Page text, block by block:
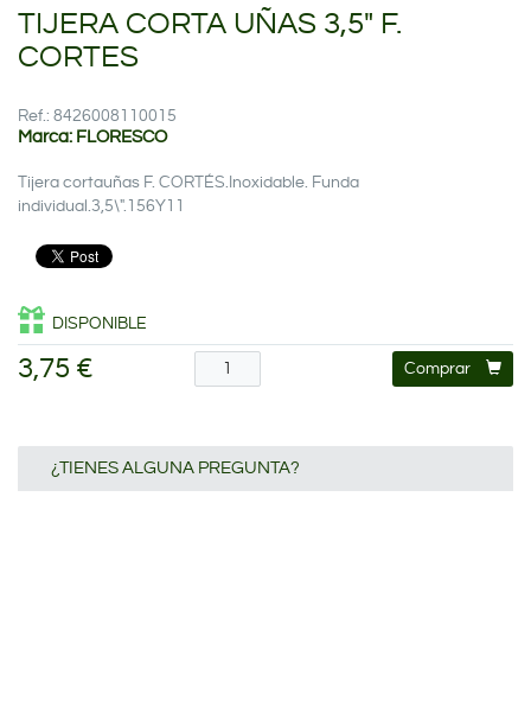
TIJERA CORTA UÑAS 3,5" F.
CORTES
Ref.: 8426008110015
Marca: FLORESCO
Tijera cortauñas F. CORTÉS.Inoxidable. Funda
individual.3,5\".156Y11
DISPONIBLE
3,75 € Comprar
¿TIENES ALGUNA PREGUNTA?